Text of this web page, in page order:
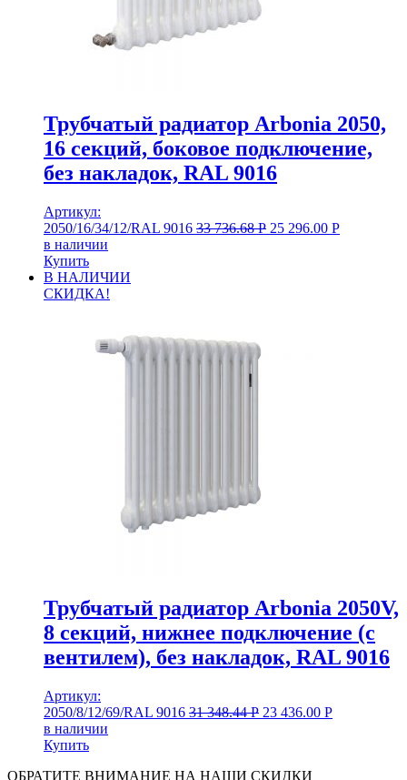
Трубчатый радиатор Arbonia 2050,
16 секций, боковое подключение,
без накладок, RAL 9016
Артикул:
2050/16/34/12/RAL 9016 33 736.68Р 25 296.00 Р
в наличии
Купить
В НАЛИЧИИ
СКИДКА!
Трубчатый радиатор Arbonia 2050V,
8 секций, нижнее подключение (с
вентилем), без накладок, RAL 9016
Артикул:
2050/8/12/69/RAL 9016 31 348.44Р 23 436.00 Р
в наличии
Купить
ОБРАТИТЕ ВНИМАНИЕ НА НАШИ СКИДКИ